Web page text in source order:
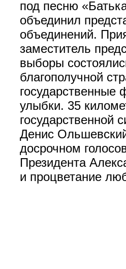
под песню
объединил
объединений.
заместитель
выборы
благополучной
улыбки. 35
Денис
досрочном
Президента
и процветание